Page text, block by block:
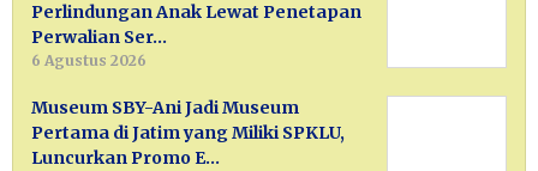
Perlindungan Anak Lewat Penetapan
Perwalian Ser…
6 Agustus 2026
Museum SBY-Ani Jadi Museum
Pertama di Jatim yang Miliki SPKLU,
Luncurkan Promo E…